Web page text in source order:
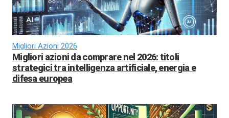
Migliori Azioni 2026
Migliori azioni da comprare nel 2026: titoli
strategici tra intelligenza artificiale, energia e
difesa europea